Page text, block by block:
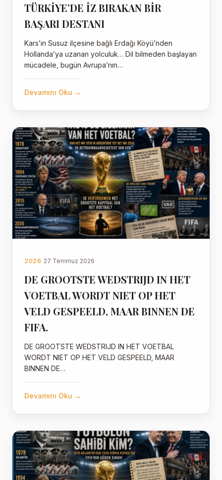
TÜRKİYE’DE İZ BIRAKAN BİR
BAŞARI DESTANI
Kars’ın Susuz ilçesine bağlı Erdağı Köyü’nden
Hollanda’ya uzanan yolculuk… Dil bilmeden başlayan
mücadele, bugün Avrupa’nın…
Devamını Oku →
2026 27 Temmuz 2026
DE GROOTSTE WEDSTRIJD IN HET
VOETBAL WORDT NIET OP HET
VELD GESPEELD, MAAR BINNEN DE
FIFA.
DE GROOTSTE WEDSTRIJD IN HET VOETBAL
WORDT NIET OP HET VELD GESPEELD, MAAR
BINNEN DE…
Devamını Oku →